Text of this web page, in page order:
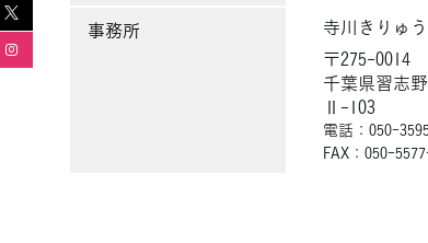
事務所
寺川きりゅ
〒275-0014
千葉県習志
Ⅱ-103
電話：050-
FAX：050-